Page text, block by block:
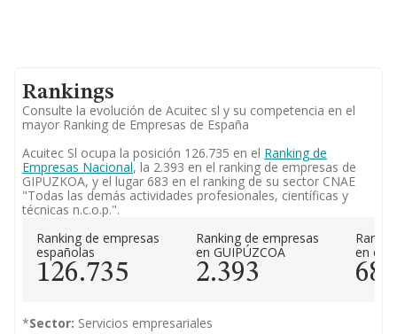
Rankings
Consulte la evolución de Acuitec sl y su competencia en el
mayor Ranking de Empresas de España
Acuitec Sl ocupa la posición 126.735 en el Ranking de
Empresas Nacional, la 2.393 en el ranking de empresas de
GIPUZKOA, y el lugar 683 en el ranking de su sector CNAE
"Todas las demás actividades profesionales, científicas y
técnicas n.c.o.p.".
Ranking de empresas
españolas
126.735
Ranking de empresas
en GUIPÚZCOA
2.393
en el
683
*Sector: Servicios empresariales